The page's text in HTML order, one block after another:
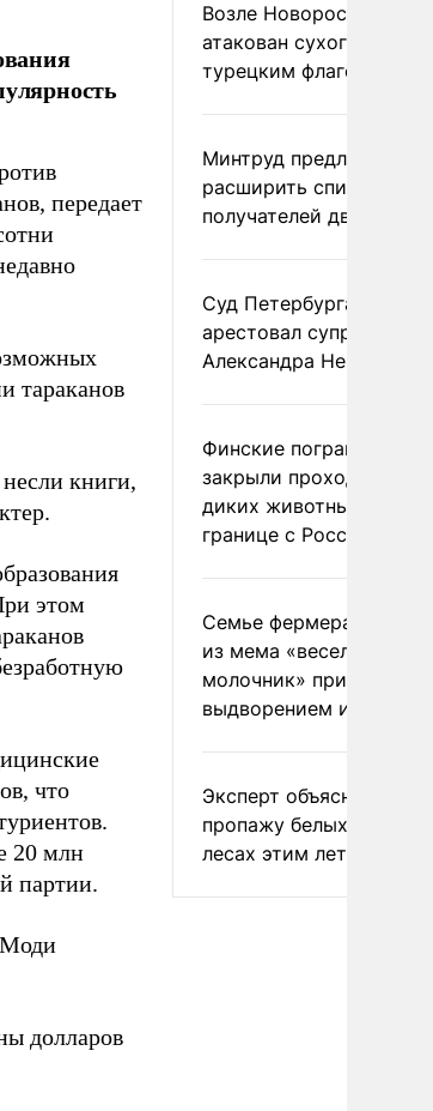
передает
тараканов
книги,
этом
что
20 млн
партии.
Моди
долларов
Возле Новороссийска
атакован сухогруз под
турецким флагом
Минтруд предложил
расширить список
получателей двух
Суд Петербурга заочно
арестовал супругу
Александра Невзорова
Финские пограничники
закрыли проходы для
диких животных на
границе с Россией
Семье фермера
из мема «веселый
молочник» пригрозили
выдворением из
Эксперт объяснил
пропажу белых грибов
лесах этим летом